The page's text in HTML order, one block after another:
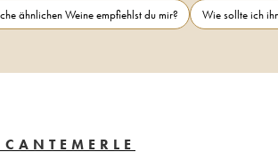
ähnlichen Weine empfiehlst du mir? Wie sollte ich